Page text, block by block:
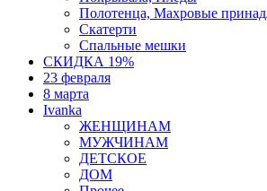
Полотенца, Махровые
Скатерти
Спальные мешки
СКИДКА 19%
23 февраля
8 марта
Ivanka
ЖЕНЩИНАМ
МУЖЧИНАМ
ДЕТСКОЕ
ДОМ